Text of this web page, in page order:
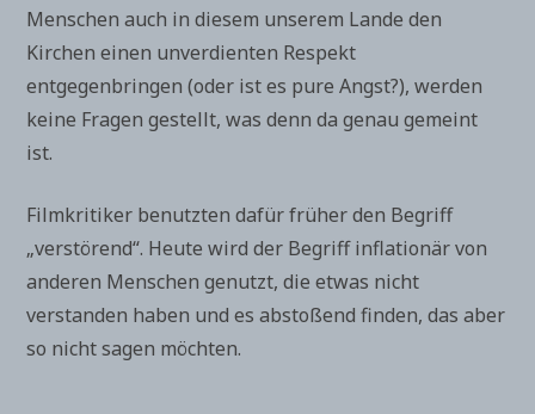
Menschen auch in diesem unserem Lande den
Kirchen einen unverdienten Respekt
entgegenbringen (oder ist es pure Angst?), werden
keine Fragen gestellt, was denn da genau gemeint
ist.
Filmkritiker benutzten dafür früher den Begriff
„verstörend“. Heute wird der Begriff inflationär von
anderen Menschen genutzt, die etwas nicht
verstanden haben und es abstoßend finden, das aber
so nicht sagen möchten.